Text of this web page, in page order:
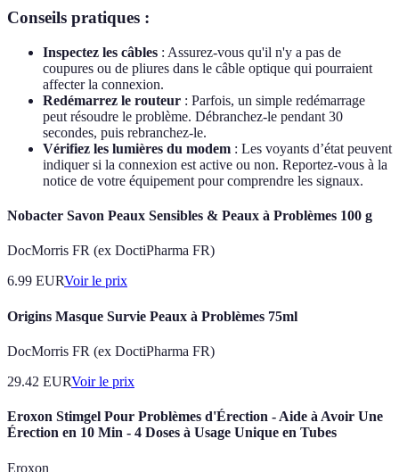
Conseils pratiques :
Inspectez les câbles : Assurez-vous qu'il n'y a pas de
coupures ou de pliures dans le câble optique qui pourraient
affecter la connexion.
Redémarrez le routeur : Parfois, un simple redémarrage
peut résoudre le problème. Débranchez-le pendant 30
secondes, puis rebranchez-le.
Vérifiez les lumières du modem : Les voyants d’état peuvent
indiquer si la connexion est active ou non. Reportez-vous à la
notice de votre équipement pour comprendre les signaux.
Nobacter Savon Peaux Sensibles & Peaux à Problèmes 100 g
DocMorris FR (ex DoctiPharma FR)
6.99 EURVoir le prix
Origins Masque Survie Peaux à Problèmes 75ml
DocMorris FR (ex DoctiPharma FR)
29.42 EURVoir le prix
Eroxon Stimgel Pour Problèmes d'Érection - Aide à Avoir Une
Érection en 10 Min - 4 Doses à Usage Unique en Tubes
Eroxon